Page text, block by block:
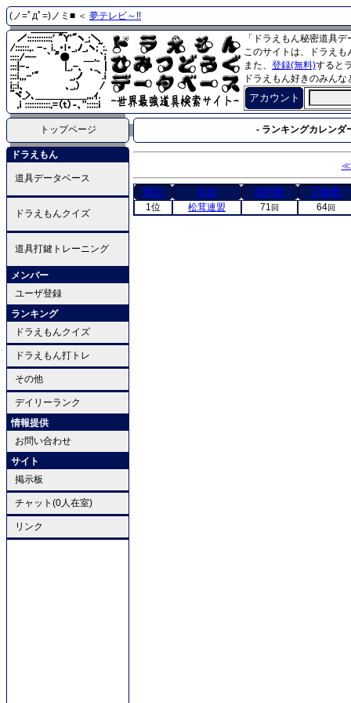
(ノ=ﾟдﾟ=)ノミ■ ＜ 夢テレビ～!!
「ドラえもん秘密道具
このサイトは、ドラえ
また、 登録(無料)すると
ドラえもん好きのみん
アカウント
トップページ - ランキングカレンダ
ドラえもん
道具データベース
ドラえもんクイズ
道具打鍵トレーニング
メンバー
ユーザ登録
ランキング
ドラえもんクイズ
ドラえもん打トレ
その他
デイリーランク
情報提供
お問い合わせ
サイト
掲示板
チャット(0人在室)
リンク
順位 名前 挑戦数 正解数
1位 松茸連盟 71 回 64回